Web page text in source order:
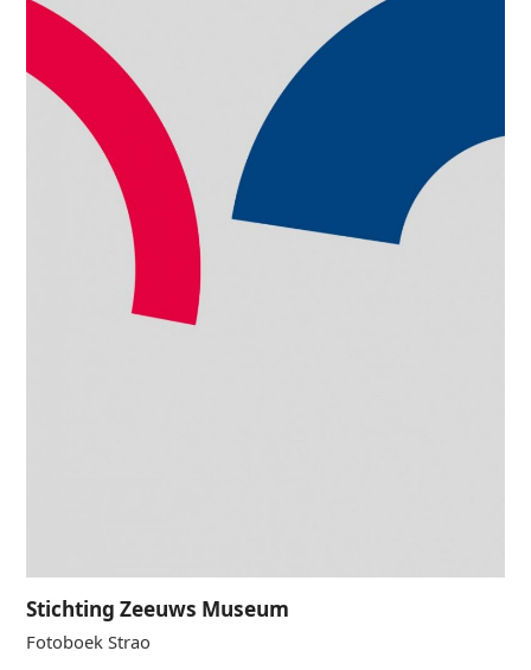
Stichting Zeeuws Museum
Fotoboek Strao